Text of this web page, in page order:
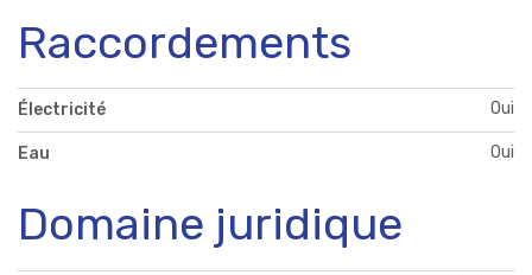
Raccordements
Électricité Oui
Eau Oui
Domaine juridique